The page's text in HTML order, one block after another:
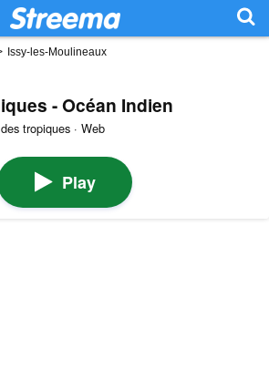
Issy-les-Moulineaux
- Océan Indien
tropiques · Web
Play